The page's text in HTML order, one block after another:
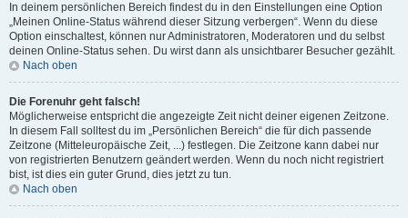
In deinem persönlichen Bereich findest du in den Einstellungen eine Option
„Meinen Online-Status während dieser Sitzung verbergen“. Wenn du diese
Option einschaltest, können nur Administratoren, Moderatoren und du selbst
deinen Online-Status sehen. Du wirst dann als unsichtbarer Besucher gezählt.
Nach oben
Die Forenuhr geht falsch!
Möglicherweise entspricht die angezeigte Zeit nicht deiner eigenen Zeitzone.
In diesem Fall solltest du im „Persönlichen Bereich“ die für dich passende
Zeitzone (Mitteleuropäische Zeit, ...) festlegen. Die Zeitzone kann dabei nur
von registrierten Benutzern geändert werden. Wenn du noch nicht registriert
bist, ist dies ein guter Grund, dies jetzt zu tun.
Nach oben